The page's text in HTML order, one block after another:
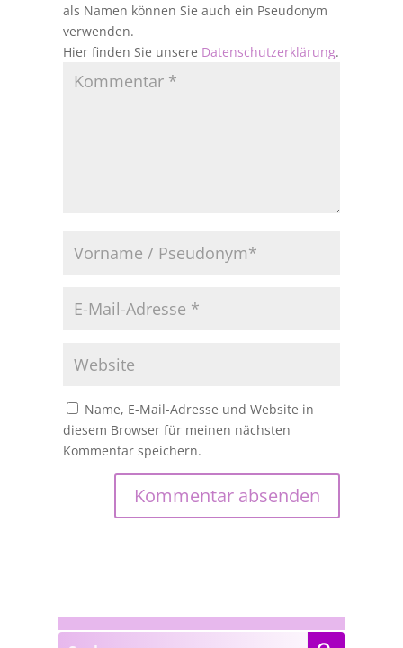
als Namen können Sie auch ein Pseudonym
verwenden.
Hier finden Sie unsere Datenschutzerklärung.
Name, E-Mail-Adresse und Website in
diesem Browser für meinen nächsten
Kommentar speichern.